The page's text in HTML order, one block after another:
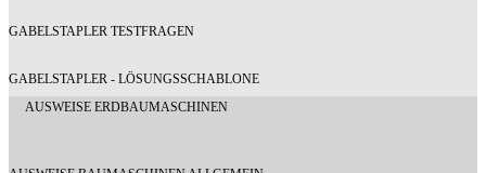
GABELSTAPLER TESTFRAGEN
GABELSTAPLER - LÖSUNGSSCHABLONE
AUSWEISE ERDBAUMASCHINEN